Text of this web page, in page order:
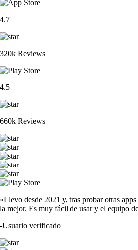
4.7
320k Reviews
4.5
660k Reviews
«Llevo desde 2021 y, tras probar otras
la mejor. Es muy fácil de usar y el equipo
-Usuario verificado